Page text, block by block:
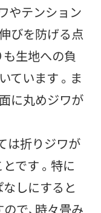
やテンション
伸びを防げる点
生地への負
ています 。ま
に丸めジワが
は折りジワが
です 。特に
しにすると
で、時々畳み